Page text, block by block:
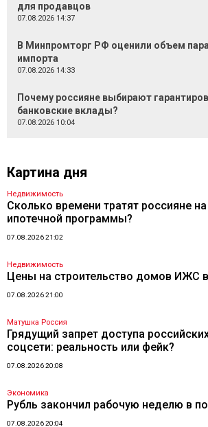
для продавцов
07.08.2026 14:37
В Минпромторг РФ оценили объем
импорта
07.08.2026 14:33
Почему россияне выбирают
банковские вклады?
07.08.2026 10:04
Картина дня
Недвижимость
Сколько времени тратят россияне
ипотечной программы?
07.08.2026 21:02
Недвижимость
Цены на строительство домов ИЖС
07.08.2026 21:00
Матушка Россия
Грядущий запрет доступа
соцсети: реальность или фейк?
07.08.2026 20:08
Экономика
Рубль закончил рабочую неделю в
07.08.2026 20:04